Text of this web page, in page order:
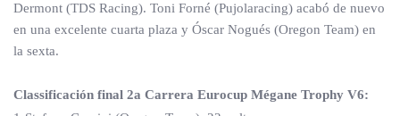
Dermont (TDS Racing). Toni Forné (Pujolaracing) acabó de nuevo
en una excelente cuarta plaza y Óscar Nogués (Oregon Team) en
la sexta.
Classificación final 2a Carrera Eurocup Mégane Trophy V6: